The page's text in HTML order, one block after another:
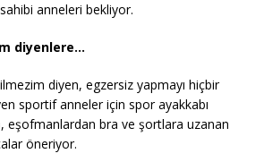
anneleri bekliyor.
diyenlere…
diyen, egzersiz yapmayı hiçbir
sportif anneler için spor ayakkabı
eşofmanlardan bra ve şortlara uzanan
öneriyor.